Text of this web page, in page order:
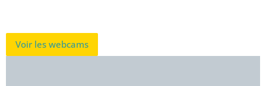
Voir les webcams